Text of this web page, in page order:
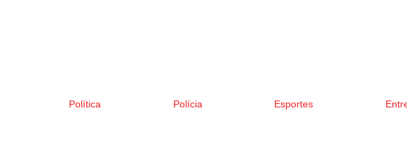
Política Polícia Esportes